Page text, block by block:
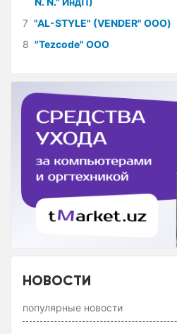
7 "AL-STYLE" (VENDER" ООО)
8 "Tezcode" ООО
НОВОСТИ
популярные новости